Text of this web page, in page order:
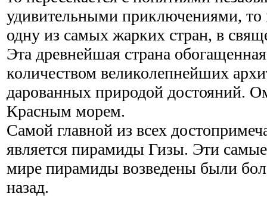
удивительными приключениями,
одну из самых жарких стран, в
Эта древнейшая страна
количеством великолепнейших
дарованных природой достояний.
Красным морем.
Самой главной из всех
является пирамиды Гизы. Эти
мире пирамиды возведены были
назад.